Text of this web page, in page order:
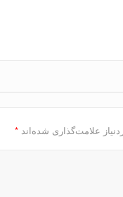
علامت‌گذاری شده‌اند *